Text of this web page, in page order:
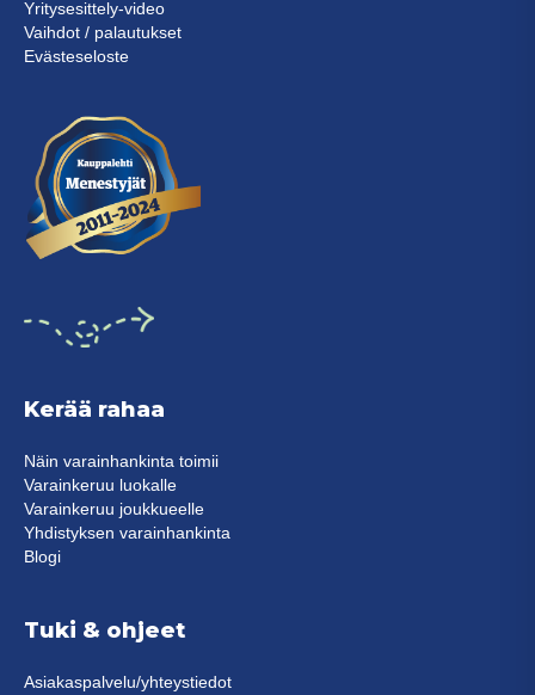
Yritysesittely-video
Vaihdot / palautukset
Evästeseloste
Kerää rahaa
Näin varainhankinta toimii
Varainkeruu luokalle
Varainkeruu joukkueelle
Yhdistyksen varainhankinta
Blogi
Tuki & ohjeet
Asiakaspalvelu/yhteystiedot